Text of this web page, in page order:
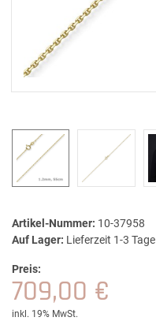
Artikel-Nummer: 10-37958
Auf Lager: Lieferzeit 1-3 Tage
Preis:
709,00 €
inkl. 19% MwSt.